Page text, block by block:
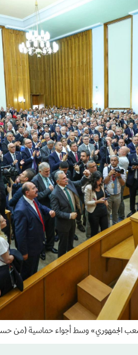
«الشعب الجمهوري» وسط أجواء حماسية (من